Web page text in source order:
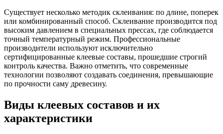
Существует несколько методик склеивания: по длине, поперек
или комбинированный способ. Склеивание производится под
высоким давлением в специальных прессах, где соблюдается
точный температурный режим. Профессиональные
производители используют исключительно
сертифицированные клеевые составы, прошедшие строгий
контроль качества. Важно отметить, что современные
технологии позволяют создавать соединения, превышающие
по прочности саму древесину.
Виды клеевых составов и их
характеристики